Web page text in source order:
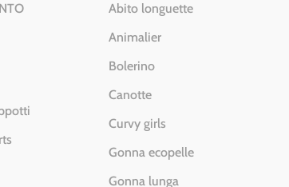
Abito longuette
Animalier
Bolerino
Canotte
Curvy girls
Gonna ecopelle
Gonna lunga